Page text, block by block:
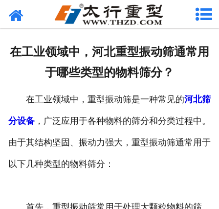
网站首页
联系我们
在工业领域中，河北重型振动筛通常用
于哪些类型的物料筛分？
在工业领域中，重型振动筛是一种常见的河北筛
分设备，广泛应用于各种物料的筛分和分类过程中。
由于其结构坚固、振动力强大，重型振动筛通常用于
以下几种类型的物料筛分：